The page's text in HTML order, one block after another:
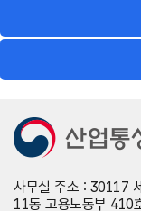
한 이용자 중 다음
공공질서 또는 미풍
이 약관을 위반하
기타 무역구제 관리
IP Address, 방문
개인정보의 수집
하도록 하겠습니다. :
의도용방지, 이용자
개인정보의 보유
무역위원회는 이용자
사무실 주소 : 30117
11동 고용노동부 410